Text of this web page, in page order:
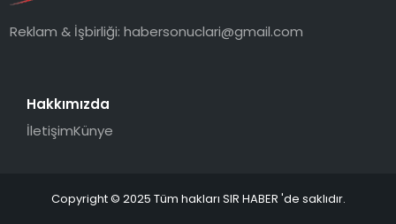
Reklam & İşbirliği:habersonuclari@gmail.com
Hakkımızda
İletişimKünye
Copyright © 2025 Tüm hakları SIR HABER 'de saklıdır.